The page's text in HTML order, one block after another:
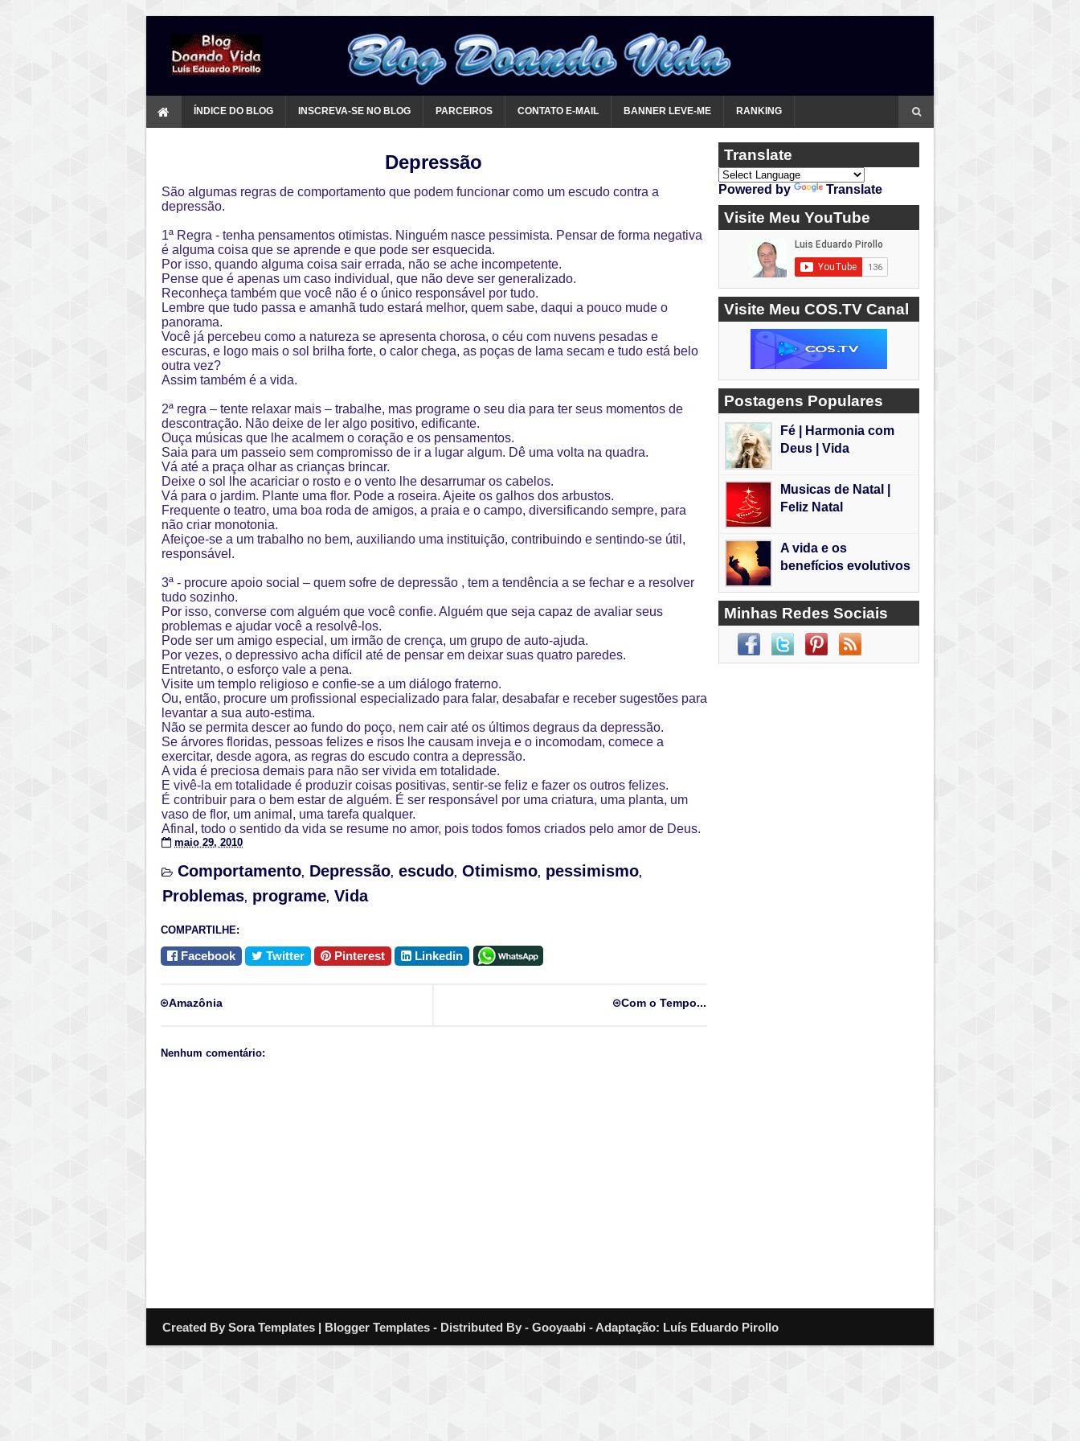
ÍNDICE DO BLOG INSCREVA-SE NO BLOG PARCEIROS CONTATO E-MAIL BANNER LEVE-ME RANKING
Depressão
São algumas regras de comportamento que podem funcionar como um escudo contra a
depressão.
1ª Regra - tenha pensamentos otimistas. Ninguém nasce pessimista. Pensar de forma negativa
é alguma coisa que se aprende e que pode ser esquecida.
Por isso, quando alguma coisa sair errada, não se ache incompetente.
Pense que é apenas um caso individual, que não deve ser generalizado.
Reconheça também que você não é o único responsável por tudo.
Lembre que tudo passa e amanhã tudo estará melhor, quem sabe, daqui a pouco mude o
panorama.
Você já percebeu como a natureza se apresenta chorosa, o céu com nuvens pesadas e
escuras, e logo mais o sol brilha forte, o calor chega, as poças de lama secam e tudo está belo
outra vez?
Assim também é a vida.
2ª regra – tente relaxar mais – trabalhe, mas programe o seu dia para ter seus momentos de
descontração. Não deixe de ler algo positivo, edificante.
Ouça músicas que lhe acalmem o coração e os pensamentos.
Saia para um passeio sem compromisso de ir a lugar algum. Dê uma volta na quadra.
Vá até a praça olhar as crianças brincar.
Deixe o sol lhe acariciar o rosto e o vento lhe desarrumar os cabelos.
Vá para o jardim. Plante uma flor. Pode a roseira. Ajeite os galhos dos arbustos.
Frequente o teatro, uma boa roda de amigos, a praia e o campo, diversificando sempre, para
não criar monotonia.
Afeiçoe-se a um trabalho no bem, auxiliando uma instituição, contribuindo e sentindo-se útil,
responsável.
3ª - procure apoio social – quem sofre de depressão , tem a tendência a se fechar e a resolver
tudo sozinho.
Por isso, converse com alguém que você confie. Alguém que seja capaz de avaliar seus
problemas e ajudar você a resolvê-los.
Pode ser um amigo especial, um irmão de crença, um grupo de auto-ajuda.
Por vezes, o depressivo acha difícil até de pensar em deixar suas quatro paredes.
Entretanto, o esforço vale a pena.
Visite um templo religioso e confie-se a um diálogo fraterno.
Ou, então, procure um profissional especializado para falar, desabafar e receber sugestões para
levantar a sua auto-estima.
Não se permita descer ao fundo do poço, nem cair até os últimos degraus da depressão.
Se árvores floridas, pessoas felizes e risos lhe causam inveja e o incomodam, comece a
exercitar, desde agora, as regras do escudo contra a depressão.
A vida é preciosa demais para não ser vivida em totalidade.
E vivê-la em totalidade é produzir coisas positivas, sentir-se feliz e fazer os outros felizes.
É contribuir para o bem estar de alguém. É ser responsável por uma criatura, uma planta, um
vaso de flor, um animal, uma tarefa qualquer.
Afinal, todo o sentido da vida se resume no amor, pois todos fomos criados pelo amor de Deus.
maio 29, 2010
Comportamento, Depressão, escudo, Otimismo, pessimismo,
Problemas, programe, Vida
COMPARTILHE:
Facebook Twitter Pinterest Linkedin
Com o Tempo...
Amazônia
Nenhum comentário:
Translate
Powered by Translate
Visite Meu YouTube
Visite Meu COS.TV Canal
Postagens Populares
Fé | Harmonia com
Deus | Vida
Musicas de Natal |
Feliz Natal
A vida e os
benefícios evolutivos
Minhas Redes Sociais
Created By Sora Templates | Blogger Templates - Distributed By - Gooyaabi - Adaptação: Luís Eduardo Pirollo